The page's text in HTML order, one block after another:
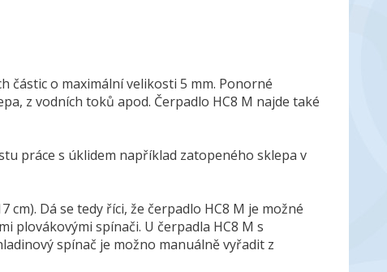
částic o maximální velikosti 5 mm. Ponorné
z vodních toků apod. Čerpadlo HC8 M najde také
práce s úklidem například zatopeného sklepa v
Dá se tedy říci, že čerpadlo HC8 M je možné
plovákovými spínači. U čerpadla HC8 M s
spínač je možno manuálně vyřadit z